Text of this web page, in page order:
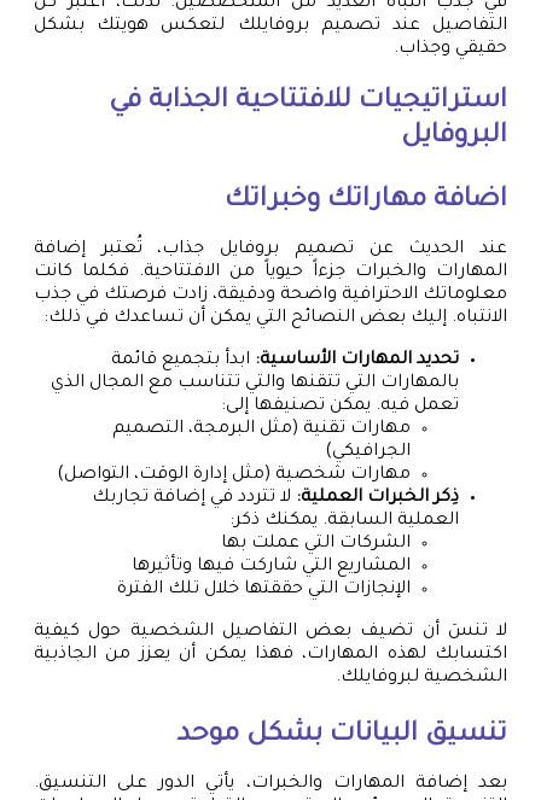
التفاصيل عند تصميم بروفايلك لتعكس هويتك بشكل
حقيقي وجذاب.
استراتيجيات للافتتاحية الجذابة في
البروفايل
اضافة مهاراتك وخبراتك
عند الحديث عن تصميم بروفايل جذاب، تُعتبر إضافة
المهارات والخبرات جزءاً حيوياً من الافتتاحية. فكلما كانت
معلوماتك الاحترافية واضحة ودقيقة، زادت فرصتك في جذب
الانتباه. إليك بعض النصائح التي يمكن أن تساعدك في ذلك:
تحديد المهارات الأساسية: ابدأ بتجميع قائمة
بالمهارات التي تتقنها والتي تتناسب مع المجال الذي
تعمل فيه. يمكن تصنيفها إلى:
مهارات تقنية (مثل البرمجة، التصميم
الجرافيكي)
مهارات شخصية (مثل إدارة الوقت، التواصل)
ذِكر الخبرات العملية: لا تتردد في إضافة تجاربك
العملية السابقة. يمكنك ذكر:
الشركات التي عملت بها
المشاريع التي شاركت فيها وتأثيرها
الإنجازات التي حققتها خلال تلك الفترة
لا تنسَ أن تضيف بعض التفاصيل الشخصية حول كيفية
اكتسابك لهذه المهارات، فهذا يمكن أن يعزز من الجاذبية
الشخصية لبروفايلك.
تنسيق البيانات بشكل موحد
بعد إضافة المهارات والخبرات، يأتي الدور على التنسيق.